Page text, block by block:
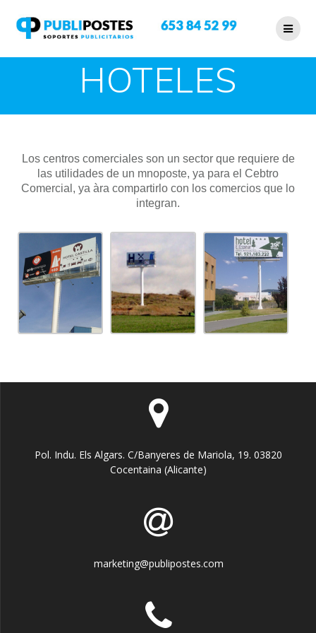
HOTELES
Los centros comerciales son un sector que requiere de
las utilidades de un mnoposte, ya para el Cebtro
Comercial, ya àra compartirlo con los comercios que lo
integran.
Pol. Indu. Els Algars. C/Banyeres de Mariola, 19. 03820
Cocentaina (Alicante)
marketing@publipostes.com